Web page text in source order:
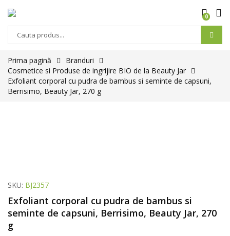
0
Products
Prima pagină
Branduri
Cosmetice si Produse de ingrijire BIO de la Beauty Jar
Exfoliant corporal cu pudra de bambus si seminte de capsuni,
Berrisimo, Beauty Jar, 270 g
SKU: BJ2357
Exfoliant corporal cu pudra de bambus si
seminte de capsuni, Berrisimo, Beauty Jar, 270
g